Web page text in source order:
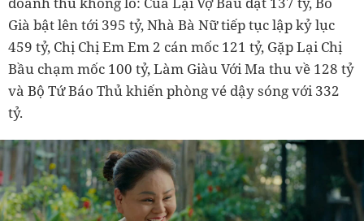
Già bật lên tới 395 tỷ, Nhà Bà Nữ tiếp tục lập kỷ lục
459 tỷ, Chị Chị Em Em 2 cán mốc 121 tỷ, Gặp Lại Chị
Bầu chạm mốc 100 tỷ, Làm Giàu Với Ma thu về 128 tỷ
và Bộ Tứ Báo Thủ khiến phòng vé dậy sóng với 332
tỷ.